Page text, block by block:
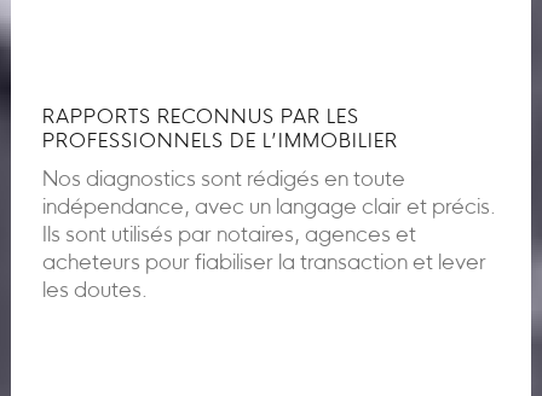
RAPPORTS RECONNUS PAR LES
PROFESSIONNELS DE L’IMMOBILIER
Nos diagnostics sont rédigés en toute
indépendance, avec un langage clair et précis.
Ils sont utilisés par notaires, agences et
acheteurs pour fiabiliser la transaction et lever
les doutes.